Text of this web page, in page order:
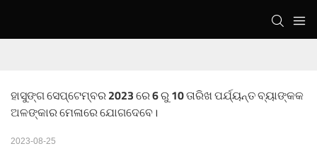
ହାସୁଙ୍ଗ ସେପ୍ଟେମ୍ବର 2023 ରେ 6 ରୁ 10 ତାରିଖ ପର୍ଯ୍ୟନ୍ତ ବ୍ୟାଙ୍କକ
ଅଳଙ୍କାର ମେଳାରେ ଯୋଗଦେବେ।
2023-08-25